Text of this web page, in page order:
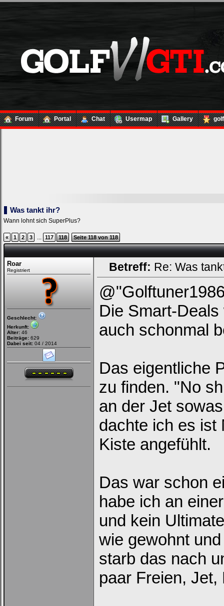
Forum Portal Chat Usermap Gallery
Trage
die
Deinen
Benutzernamen
Kennwort
ein,
um
Dich
Passwort:
automatisch einloggen.
Ich habe mein Passwort
vergessen|Registrieren
Was tankt ihr?
Wann lohnt sich SuperPlus?
« 1 2 3 ... 117 118 Seite 118 von 118
Roar
Registriert
Geschlecht:
Herkunft:
Alter: 46
Beiträge: 629
Dabei seit: 04 / 2014
Betreff: Re: Was
Die Smart-
auch schonmal
Das eigentliche
zu finden. "No
an der Jet
dachte ich es ist
Kiste angefühlt.
Das war schon
habe ich an
und kein
wie gewohnt
starb das nach
paar Freien,